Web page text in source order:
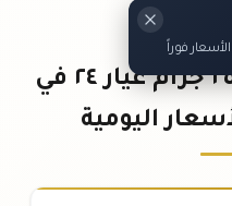
فوراً
سعر سبيكة الذهب ٢٥ جرام عيار ٢٤ في
اليومية